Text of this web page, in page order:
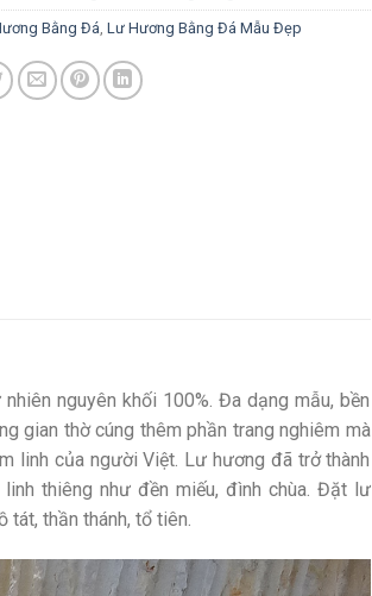
Bằng Đá Lư Hương Bằng Đá Mẫu Đẹp
nguyên khối 100%. Đa dạng mẫu, bền
gian thờ cúng thêm phần trang nghiêm mà
linh của người Việt. Lư hương đã trở thành
thiêng như đền miếu, đình chùa. Đặt lư
tát, thần thánh, tổ tiên.